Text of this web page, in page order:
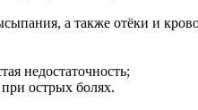
а также отёки и
недостаточность;
острых болях.